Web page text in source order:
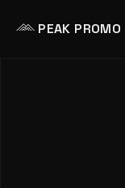
PEAK PROMO